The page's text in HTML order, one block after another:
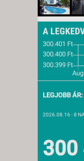
A
LEGJOBB ÁR:
2026.08.16 - 8
300